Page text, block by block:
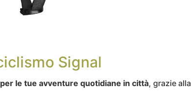
Signal
le tue avventure quotidiane in città, grazie alla